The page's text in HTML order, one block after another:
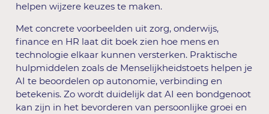
helpen wijzere keuzes te maken.
Met concrete voorbeelden uit zorg, onderwijs,
finance en HR laat dit boek zien hoe mens en
technologie elkaar kunnen versterken. Praktische
hulpmiddelen zoals de Menselijkheidstoets helpen je
AI te beoordelen op autonomie, verbinding en
betekenis. Zo wordt duidelijk dat AI een bondgenoot
kan zijn in het bevorderen van persoonlijke groei en